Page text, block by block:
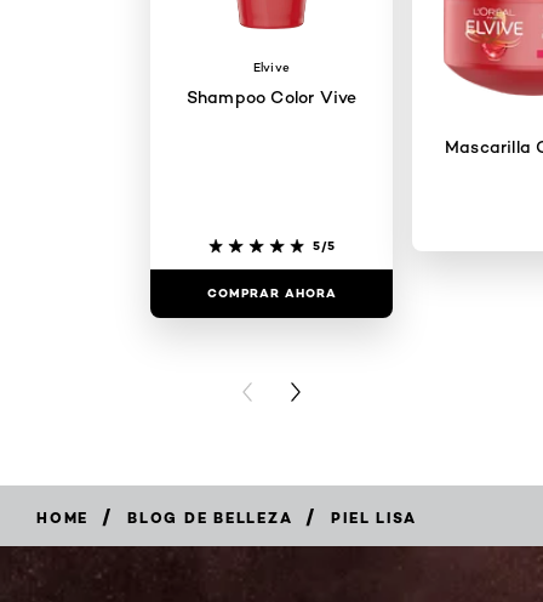
Elvive
Shampoo Color Vive
5/5
COMPRAR AHORA
Mascarilla
PREVIOUS CARD
NEXT CARD
HOME / BLOG DE BELLEZA / PIEL LISA